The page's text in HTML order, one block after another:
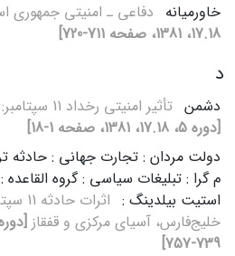
خاورمیانه دفاعی‌ ـ امنیتی‌ جمهوری‌
17.18، 1381، صفحه 711-720]
د
دشمن تأثیر امنیتی‌ رخداد 11 سپتامبر: دیدگاه ها و تحلیل ها
[دوره 5، 17.18، 1381، صفحه 1-18]
دولت مردان : تجارت جهانی : حادثه
م گرا : تبلیغات سیاسی : گروه القاعده
استیت بیلدینگ :
خلیج‌فارس‌، آسیای‌ مرکزی‌ و قفقاز
739-757]